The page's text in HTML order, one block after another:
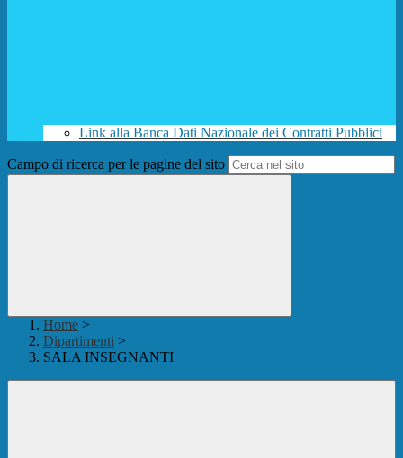
Link alla Banca Dati Nazionale dei Contratti Pubblici
Campo di ricerca per le pagine del sito
Home >
Dipartimenti >
SALA INSEGNANTI